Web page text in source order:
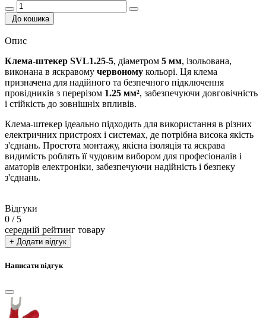
До кошика
Опис
Клема-штекер SVL1.25-5, діаметром 5 мм, ізольована,
виконана в яскравому червоному кольорі. Ця клема
призначена для надійного та безпечного підключення
провідників з перерізом 1.25 мм², забезпечуючи довговічність
і стійкість до зовнішніх впливів.
Клема-штекер ідеально підходить для використання в різних
електричних пристроях і системах, де потрібна висока якість
з'єднань. Простота монтажу, якісна ізоляція та яскрава
видимість роблять її чудовим вибором для професіоналів і
аматорів електроніки, забезпечуючи надійність і безпеку
з'єднань.
Відгуки
0 / 5
середній рейтинг товару
+ Додати відгук
Написати відгук